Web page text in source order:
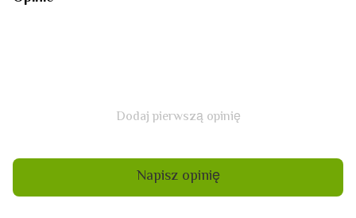
Dodaj pierwszą opinię
Napisz opinię